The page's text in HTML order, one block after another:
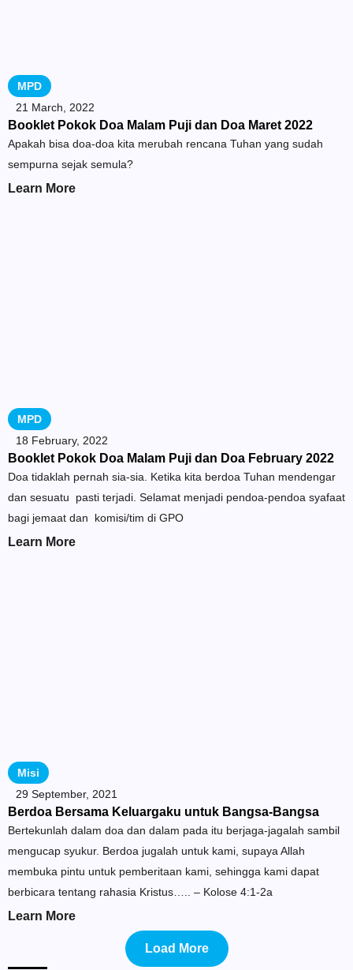
MPD
21 March, 2022
Booklet Pokok Doa Malam Puji dan Doa Maret 2022
Apakah bisa doa-doa kita merubah rencana Tuhan yang sudah
sempurna sejak semula?
Learn More
MPD
18 February, 2022
Booklet Pokok Doa Malam Puji dan Doa February 2022
Doa tidaklah pernah sia-sia. Ketika kita berdoa Tuhan mendengar
dan sesuatu pasti terjadi. Selamat menjadi pendoa-pendoa syafaat
bagi jemaat dan komisi/tim di GPO
Learn More
Misi
29 September, 2021
Berdoa Bersama Keluargaku untuk Bangsa-Bangsa
Bertekunlah dalam doa dan dalam pada itu berjaga-jagalah sambil
mengucap syukur. Berdoa jugalah untuk kami, supaya Allah
membuka pintu untuk pemberitaan kami, sehingga kami dapat
berbicara tentang rahasia Kristus….. – Kolose 4:1-2a
Learn More
Load More